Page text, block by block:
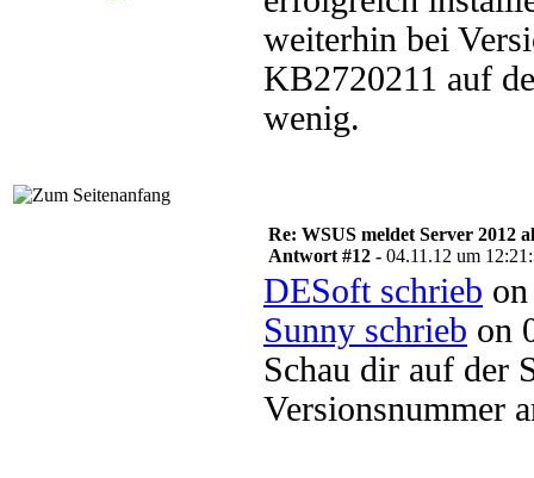
weiterhin bei
KB2720211 auf
wenig.
Re: WSUS meldet Server 2012
Antwort #12 - 04.11.12 um
DESoft schrieb
Sunny schrieb on
Schau dir auf der
Versionsnummer